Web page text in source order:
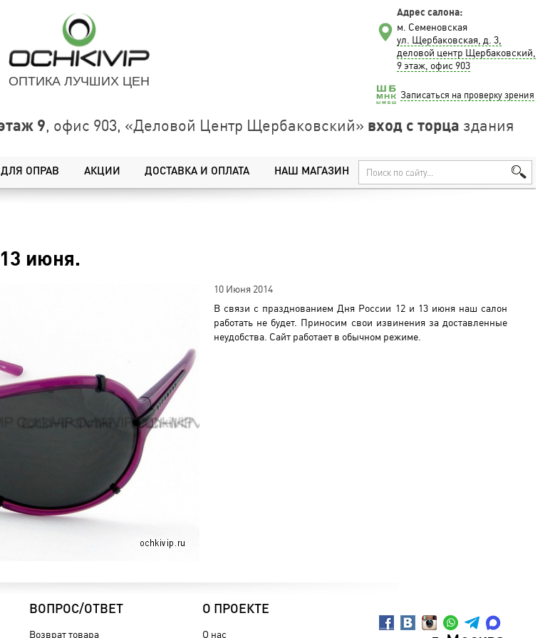
ОПТИКА ЛУЧШИХ ЦЕН
Адрес салона:
м. Семеновская
ул. Щербаковская, д. 3,
деловой центр Щербаковский,
9 этаж, офис 903
Записаться на проверку зрения
9, офис 903, «Деловой Центр Щербаковский» вход с торца здания
ОПРАВ АКЦИИ ДОСТАВКА И ОПЛАТА НАШ МАГАЗИН
июня.
10 Июня 2014
В связи с празднованием Дня России 12 и 13 июня наш салон
работать не будет. Приносим свои извинения за доставленные
неудобства. Сайт работает в обычном режиме.
ВОПРОС/ОТВЕТ
Возврат товара
О ПРОЕКТЕ
О нас